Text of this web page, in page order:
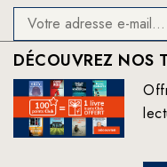
DÉCOUVREZ NOS